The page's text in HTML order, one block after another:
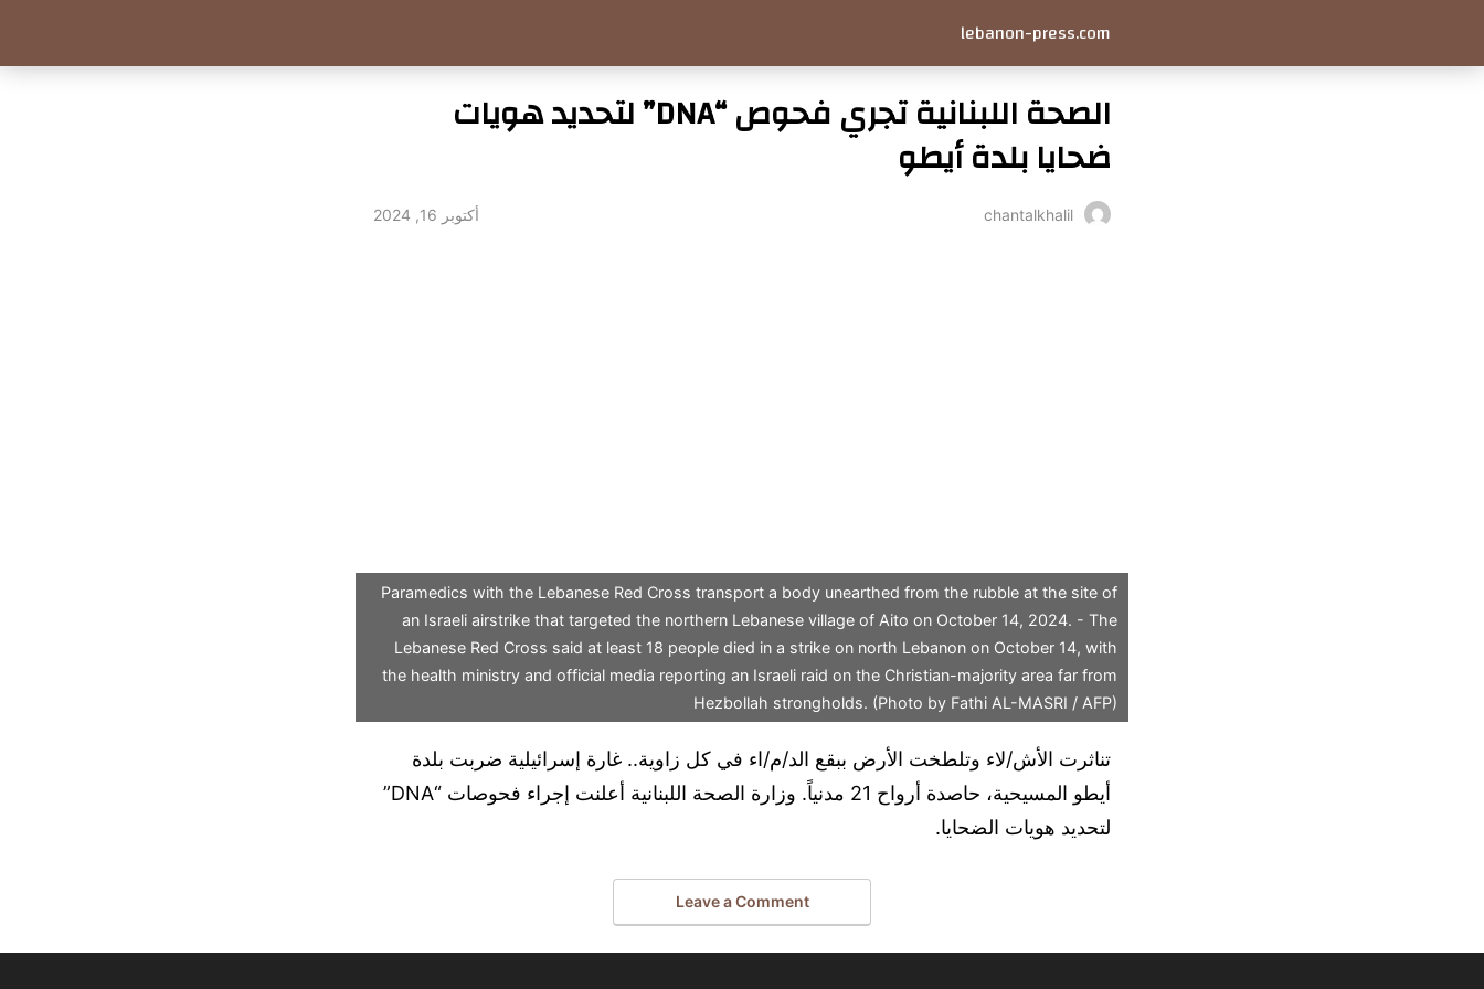
lebanon-press.com
الصحة اللبنانية تجري فحوص “DNA” لتحديد هويات
ضحايا بلدة أيطو
chantalkhalil أكتوبر 16, 2024
Paramedics with the Lebanese Red Cross transport a body unearthed from the rubble at the site of
an Israeli airstrike that targeted the northern Lebanese village of Aito on October 14, 2024. - The
Lebanese Red Cross said at least 18 people died in a strike on north Lebanon on October 14, with
the health ministry and official media reporting an Israeli raid on the Christian-majority area far from
Hezbollah strongholds. (Photo by Fathi AL-MASRI / AFP)
تناثرت الأش/لاء وتلطخت الأرض ببقع الد/م/اء في كل زاوية.. غارة إسرائيلية ضربت بلدة
أيطو المسيحية، حاصدة أرواح 21 مدنياً. وزارة الصحة اللبنانية أعلنت إجراء فحوصات “DNA”
لتحديد هويات الضحايا.
Leave a Comment